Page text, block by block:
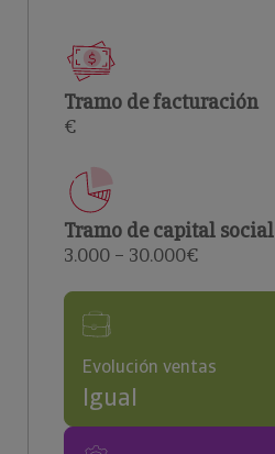
Tramo de facturación
€
Tramo de capital social
3.000 – 30.000€
Evolución ventas
Igual